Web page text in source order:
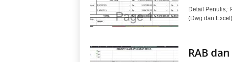
Detail Penulis,:
(Dwg dan
RAB